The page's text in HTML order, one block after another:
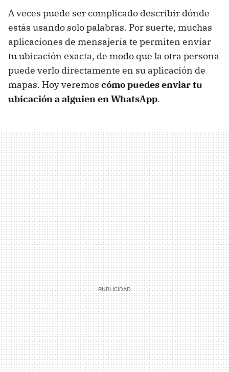
A veces puede ser complicado describir dónde
estás usando solo palabras. Por suerte, muchas
aplicaciones de mensajería te permiten enviar
tu ubicación exacta, de modo que la otra persona
puede verlo directamente en su aplicación de
mapas. Hoy veremos cómo puedes enviar tu
ubicación a alguien en WhatsApp.